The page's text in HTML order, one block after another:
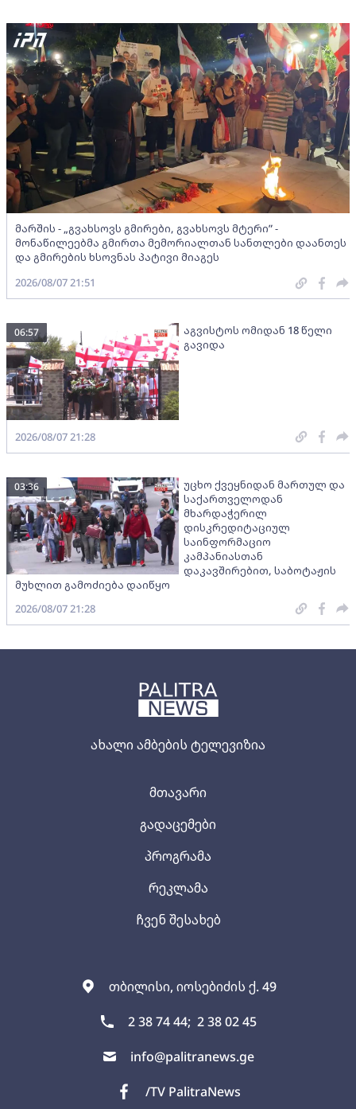
ახალი ამბების ტელევიზია
თბილისი, იოსებიძის ქ. 49
2 38 74 44; 2 38 02 45
info@palitranews.ge
/TV PalitraNews
მთავარი
გადაცემები
პროგრამა
რეკლამა
ჩვენ შესახებ
მარშის - „გვახსოვს გმირები, გვახსოვს მტერი” -
მონაწილეებმა გმირთა მემორიალთან სანთლები დაანთეს
და გმირების ხსოვნას პატივი მიაგეს
2026/08/07 21:51
აგვისტოს ომიდან 18 წელი
გავიდა
06:57
2026/08/07 21:28
უცხო ქვეყნიდან მართულ და
საქართველოდან
მხარდაჭერილ
დისკრედიტაციულ
საინფორმაციო
კამპანიასთან
დაკავშირებით, საბოტაჟის
მუხლით გამოძიება დაიწყო
03:36
2026/08/07 21:28